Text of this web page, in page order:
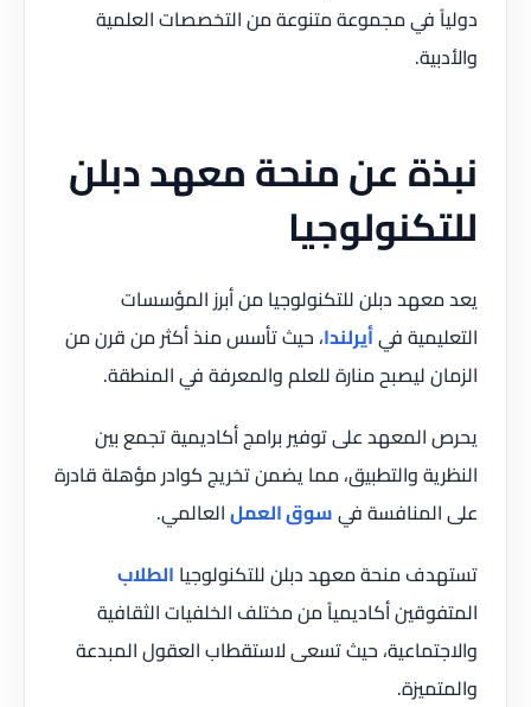
دولياً في مجموعة متنوعة من التخصصات العلمية
والأدبية.
نبذة عن منحة معهد دبلن
للتكنولوجيا
يعد معهد دبلن للتكنولوجيا من أبرز المؤسسات
التعليمية فيأيرلندا، حيث تأسس منذ أكثر من قرن من
الزمان ليصبح منارة للعلم والمعرفة في المنطقة.
يحرص المعهد على توفير برامج أكاديمية تجمع بين
النظرية والتطبيق، مما يضمن تخريج كوادر مؤهلة قادرة
على المنافسة فيسوق العملالعالمي.
تستهدف منحة معهد دبلن للتكنولوجيا الطلاب
المتفوقين أكاديمياً من مختلف الخلفيات الثقافية
والاجتماعية، حيث تسعى لاستقطاب العقول المبدعة
والمتميزة.